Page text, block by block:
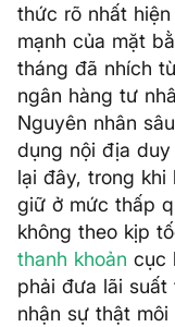
thức rõ nhất
mạnh của mặt
tháng đã nhích
ngân hàng tư
Nguyên nhân
dụng nội địa
lại đây, trong
giữ ở mức thấp
không theo kịp
thanh khoản cục
phải đưa lãi suất
nhận sự thật